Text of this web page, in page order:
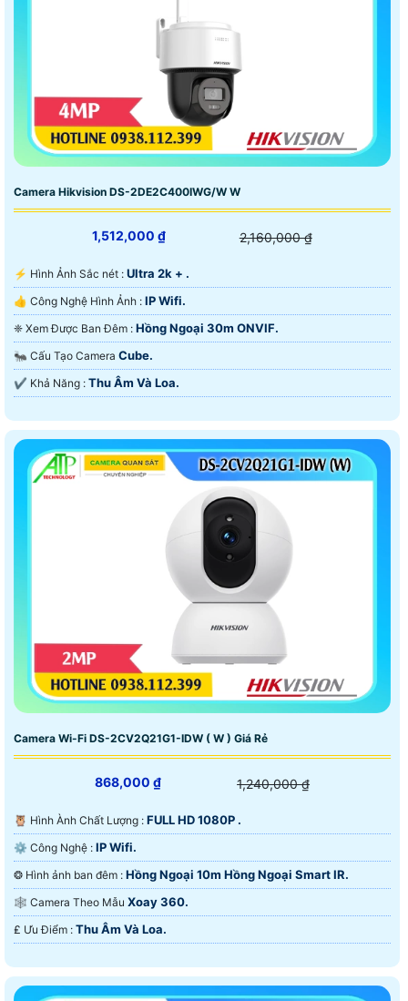
Camera Hikvision DS-2DE2C400IWG/W W
1,512,000 ₫ 2,160,000 ₫
️⚡ Hình Ảnh Sắc nét : Ultra 2k + .
👍 Công Nghệ Hình Ảnh : IP Wifi.
❈ Xem Được Ban Đêm : Hồng Ngoại 30m ONVIF.
🐜 Cấu Tạo Camera Cube.
️✔️ Khả Năng : Thu Âm Và Loa.
Camera Wi-Fi DS-2CV2Q21G1-IDW ( W ) Giá Rẻ
868,000 ₫ 1,240,000 ₫
🦉 Hình Ành Chất Lượng : FULL HD 1080P .
⚙ Công Nghệ : IP Wifi.
❂ Hình ảnh ban đêm : Hồng Ngoại 10m Hồng Ngoại Smart IR.
🕸️ Camera Theo Mẫu Xoay 360.
️₤ Ưu Điểm : Thu Âm Và Loa.